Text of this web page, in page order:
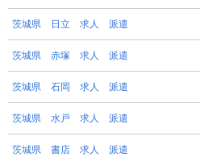
茨城県 日立 求人 派遣
茨城県 赤塚 求人 派遣
茨城県 石岡 求人 派遣
茨城県 水戸 求人 派遣
茨城県 書店 求人 派遣